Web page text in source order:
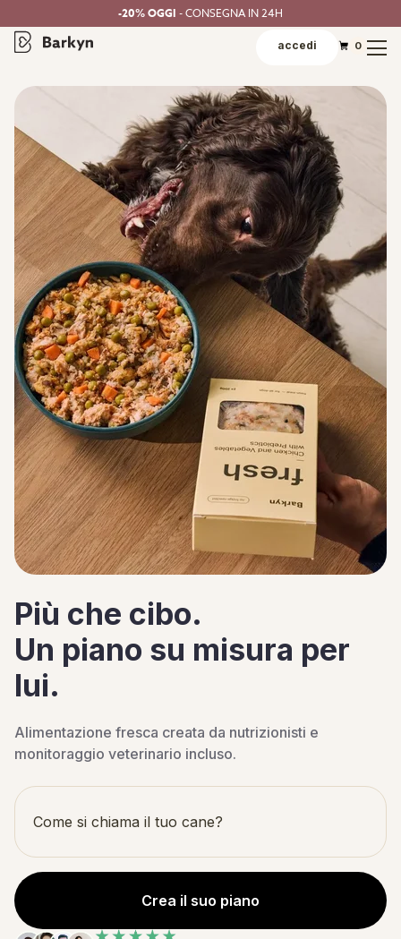
-20% OGGI - CONSEGNA IN 24H
accedi 0
Più che cibo.
Un piano su misura per
lui.
Alimentazione fresca creata da nutrizionisti e
monitoraggio veterinario incluso.
Crea il suo piano